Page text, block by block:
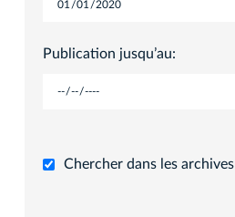
Publication jusqu’au:
Chercher dans les archives